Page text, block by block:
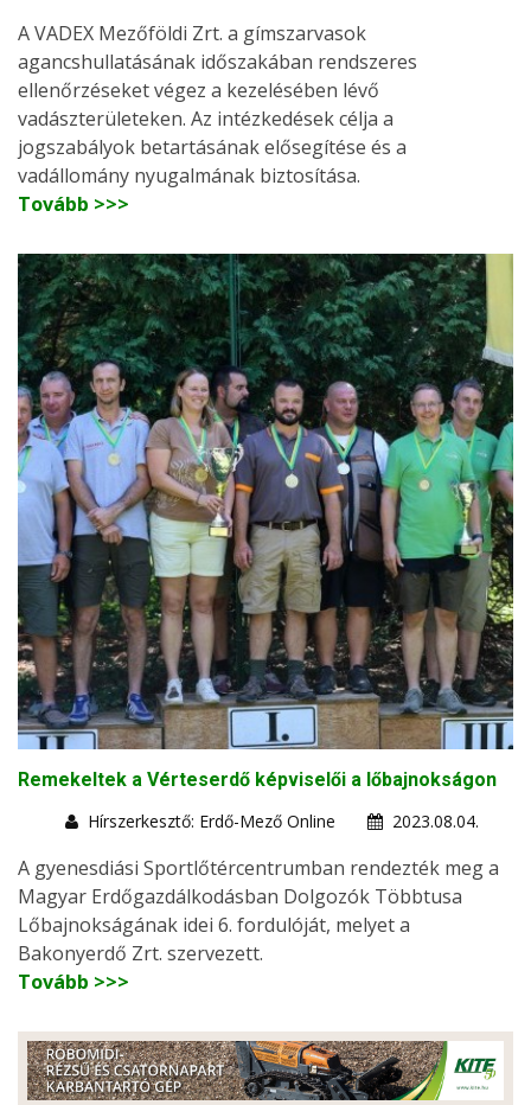
A VADEX Mezőföldi Zrt. a gímszarvasok
agancshullatásának időszakában rendszeres
ellenőrzéseket végez a kezelésében lévő
vadászterületeken. Az intézkedések célja a
jogszabályok betartásának elősegítése és a
vadállomány nyugalmának biztosítása.
Tovább >>>
Remekeltek a Vérteserdő képviselői a lőbajnokságon
Hírszerkesztő: Erdő-Mező Online
2023.08.04.
A gyenesdiási Sportlőtércentrumban rendezték meg a
Magyar Erdőgazdálkodásban Dolgozók Többtusa
Lőbajnokságának idei 6. fordulóját, melyet a
Bakonyerdő Zrt. szervezett.
Tovább >>>